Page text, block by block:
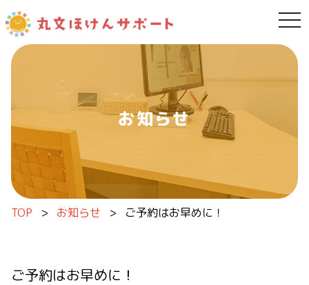
内容をスキップ
お知らせ
TOP > お知らせ > ご予約はお早めに！
ご予約はお早めに！